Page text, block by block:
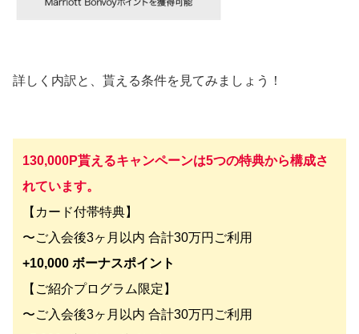
詳しく内訳と、貰える条件を見てみましょう！
130,000P貰えるキャンペーンは5つの特典から構成さ
れています。
【カード付帯特典】
〜ご入会後3ヶ月以内 合計30万円ご利用
+10,000 ボーナスポイント
【ご紹介プログラム限定】
〜ご入会後3ヶ月以内 合計30万円ご利用